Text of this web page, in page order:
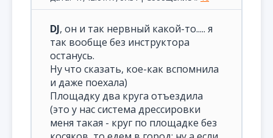
DJ, он и так нервный какой-то..... я
так вообще без инструктора
останусь.
Ну что сказать, кое-как вспомнила
и даже поехала)
Площадку два круга отъездила
(это у нас система дрессировки
меня такая - круг по площадке без